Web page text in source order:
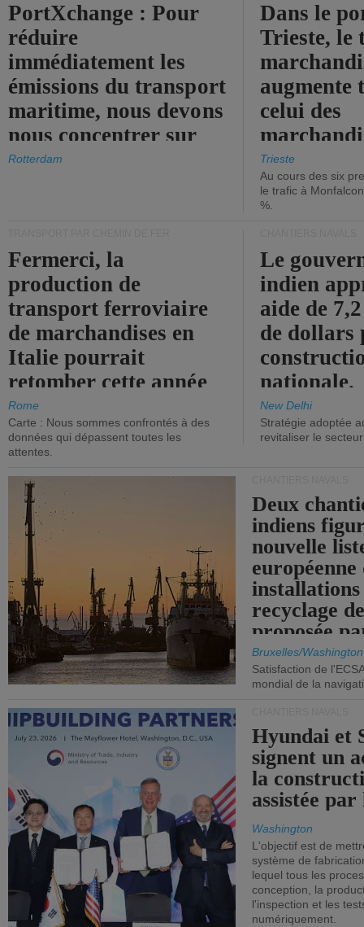
PortXchange : Pour
réduire
immédiatement les
émissions du transport
maritime, nous devons
nous concentrer sur
les ports.
Rotterdam
Dans le
Trieste, le
augmente
celui des
diminue.
Trieste
Au cours des six
le trafic à
%.
Fermerci, la
production de
transport ferroviaire
de marchandises en
Italie pourrait
retomber cette année
aux niveaux de 2015.
Rome
Carte : Nous sommes confrontés à des
données qui dépassent toutes les
attentes.
Le
indien
aide de
de dollars
nationale.
New Delhi
Stratégie adoptée
revitaliser le secteur
Deux
indiens
nouvelle
européenne
installations
recyclage
proposée
Bruxelles/Washington
Satisfaction de
mondial de la
Hyundai et
signent un
la
assistée
Washington
L'objectif est de
système de
lequel tous les
conception, la
l'inspection et les
numériquement.